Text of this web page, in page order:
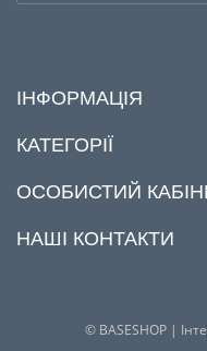
ІНФОРМАЦІЯ
КАТЕГОРІЇ
ОСОБИСТИЙ
НАШІ КОНТАКТИ
© BASESHOP |